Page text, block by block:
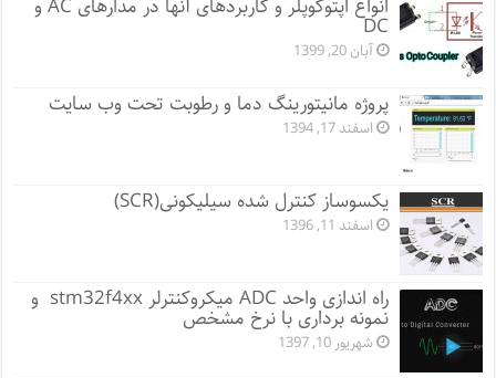
انواع اپتوکوپلر و کاربردهای آنها در مدارهای AC و
DC
آبان 20, 1399
پروژه مانيتورينگ دما و رطوبت تحت وب سایت
اسفند 17, 1394
یکسوساز کنترل شده سیلیکونی(SCR)
اسفند 11, 1396
راه اندازی واحد ADC میکروکنترلر stm32f4xx و
نمونه برداری با نرخ مشخص
شهریور 10, 1397